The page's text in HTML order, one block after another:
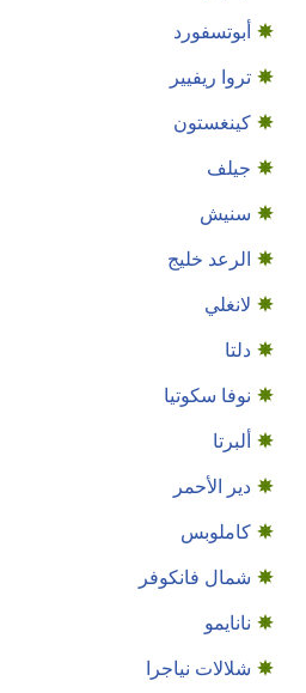
أبوتسفورد
تروا ريفيير
كينغستون
جيلف
سنيش
الرعد خليج
لانغلي
دلتا
نوفا سكوتيا
ألبرتا
دير الأحمر
كاملوبس
شمال فانكوفر
نانايمو
شلالات نياجرا